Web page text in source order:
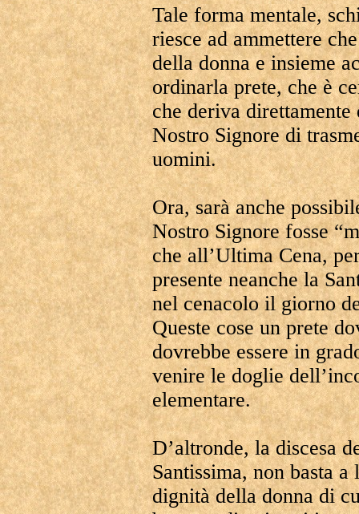
Tale forma mentale,
riesce ad ammettere
della donna e insieme
ordinarla prete, che è
che deriva
Nostro Signore di
uomini.
Ora, sarà anche
Nostro Signore fosse
che all’Ultima Cena,
presente neanche la
nel cenacolo il giorno
Queste cose un prete
dovrebbe essere in
venire le doglie
elementare.
D’altronde, la discesa
Santissima, non basta
dignità della donna di